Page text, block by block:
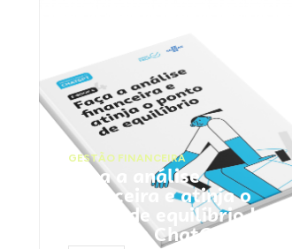
GESTÃO FINANCEIRA
Faça a análise
financeira e atinja o
ponto de equilíbrio |
Prompts ChatGPT